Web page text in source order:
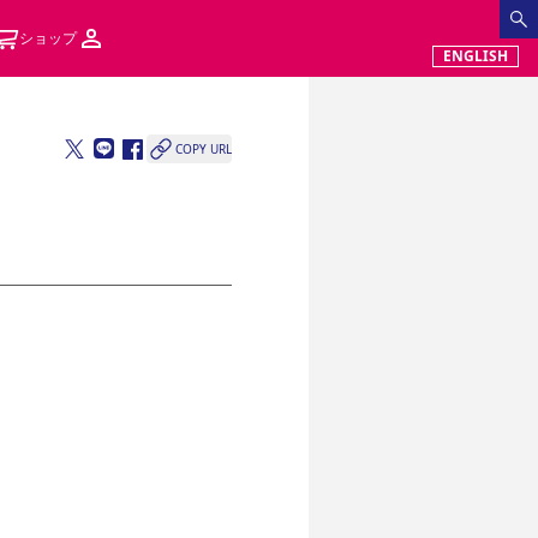
ショップ
ENGLISH
COPY URL